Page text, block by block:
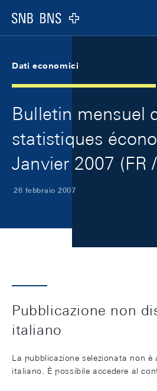
Logo
Dati economici
Bulletin mensuel
statistiques
Janvier 2007 (FR
26 febbraio 2007
Pubblicazione non
italiano
La pubblicazione selezionata non è
italiano. È possibile accedere al